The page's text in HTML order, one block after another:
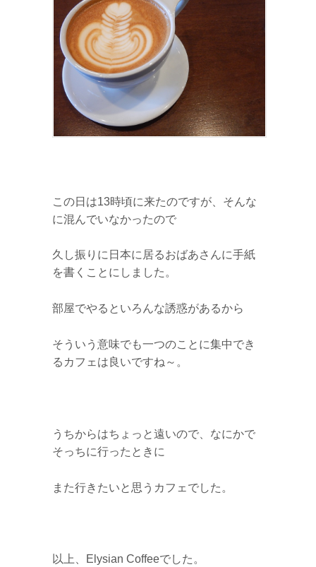
この日は13時頃に来たのですが、そんな
に混んでいなかったので
久し振りに日本に居るおばあさんに手紙
を書くことにしました。
部屋でやるといろんな誘惑があるから
そういう意味でも一つのことに集中でき
るカフェは良いですね～。
うちからはちょっと遠いので、なにかで
そっちに行ったときに
また行きたいと思うカフェでした。
以上、Elysian Coffeeでした。